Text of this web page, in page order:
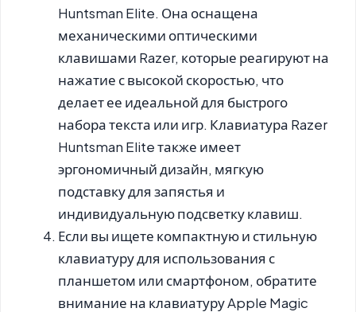
Huntsman Elite. Она оснащена
механическими оптическими
клавишами Razer, которые реагируют на
нажатие с высокой скоростью, что
делает ее идеальной для быстрого
набора текста или игр. Клавиатура Razer
Huntsman Elite также имеет
эргономичный дизайн, мягкую
подставку для запястья и
индивидуальную подсветку клавиш.
Если вы ищете компактную и стильную
клавиатуру для использования с
планшетом или смартфоном, обратите
внимание на клавиатуру Apple Magic